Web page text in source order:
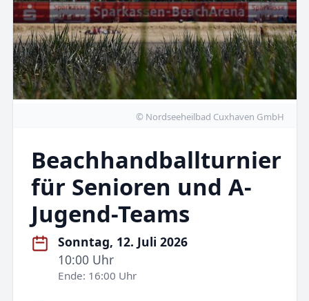
© Nordseeheilbad Cuxhaven GmbH
Beachhandballturnier
für Senioren und A-
Jugend-Teams
Sonntag, 12. Juli 2026
10:00 Uhr
Ende: 16:00 Uhr